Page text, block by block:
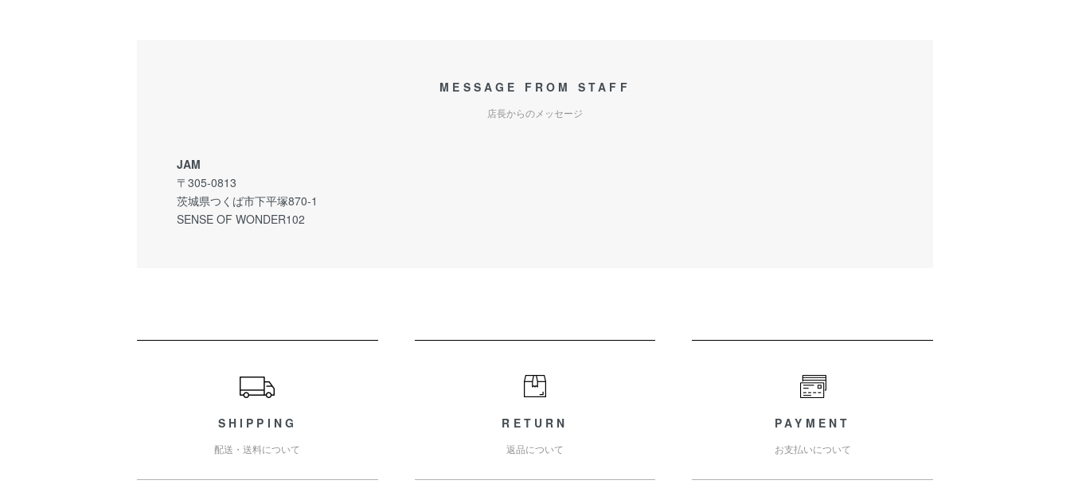
MESSAGE FROM STAFF
店長からのメッセージ
JAM
〒305-0813
茨城県つくば市下平塚870-1
SENSE OF WONDER102
SHIPPING
配送・送料について
RETURN
返品について
PAYMENT
お支払いについて